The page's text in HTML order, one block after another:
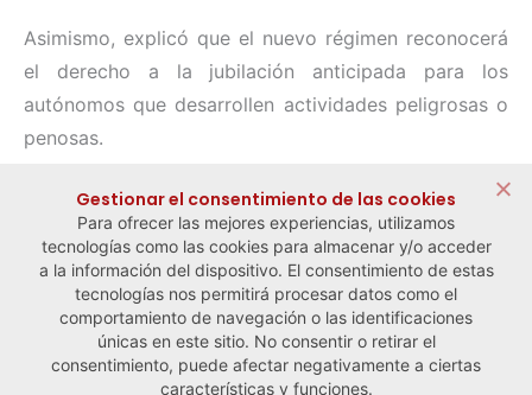
Asimismo, explicó que el nuevo régimen reconocerá
el derecho a la jubilación anticipada para los
autónomos que desarrollen actividades peligrosas o
penosas.
← Noticia anterior Noticia siguiente →
Gestionar el consentimiento de las cookies
Para ofrecer las mejores experiencias, utilizamos
tecnologías como las cookies para almacenar y/o acceder
a la información del dispositivo. El consentimiento de estas
tecnologías nos permitirá procesar datos como el
comportamiento de navegación o las identificaciones
únicas en este sitio. No consentir o retirar el
consentimiento, puede afectar negativamente a ciertas
características y funciones.